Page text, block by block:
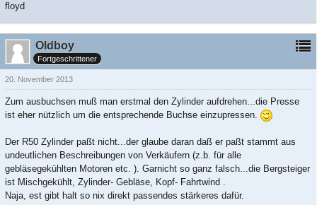
floyd
Oldboy
Fortgeschrittener
20. November 2013
Zum ausbuchsen muß man erstmal den Zylinder aufdrehen...die Presse
ist eher nützlich um die entsprechende Buchse einzupressen.
Der R50 Zylinder paßt nicht...der glaube daran daß er paßt stammt aus
undeutlichen Beschreibungen von Verkäufern (z.b. für alle
gebläsegekühlten Motoren etc. ). Garnicht so ganz falsch...die Bergsteiger
ist Mischgekühlt, Zylinder- Gebläse, Kopf- Fahrtwind .
Naja, est gibt halt so nix direkt passendes stärkeres dafür.